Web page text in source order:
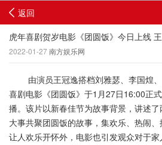
返回
虎年喜剧贺岁电影《团圆饭》今日上线
2022-01-27南方娱乐网
由演员王冠逸搭档刘雅瑟、李国煌、
喜剧电影《团圆饭》于1月27日16:00正
播。该片以新春佳节为故事背景，讲述
大事共聚团圆饭的故事，集欢乐、热闹
让人欢乐开怀外，电影也引发观众对于